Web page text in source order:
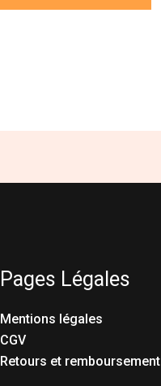
Pages Légales
Mentions légales
CGV
Retours et